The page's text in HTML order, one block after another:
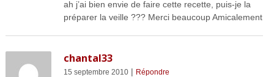
ah j’ai bien envie de faire cette recette, puis-je la
préparer la veille ??? Merci beaucoup Amicalement
chantal33
15 septembre 2010| Répondre